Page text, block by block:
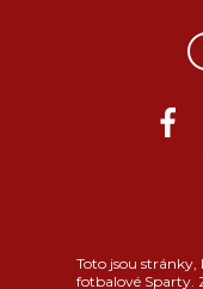
Toto jsou
fotbalové Sparty.